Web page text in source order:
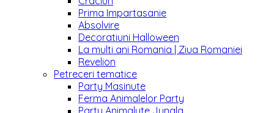
Prima Impartasanie
Absolvire
Decoratiuni Halloween
La multi ani Romania | Ziua Romaniei
Revelion
Petreceri tematice
Party Masinute
Ferma Animalelor Party
Party Animalute Jungla